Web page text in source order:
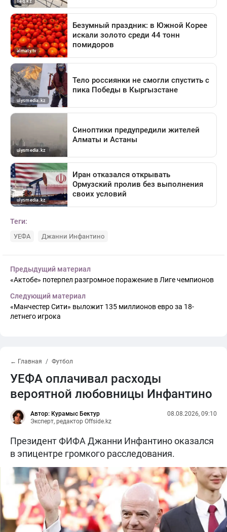
Теги:
УЕФА Джанни Инфантино
Предыдущий материал
«Актобе» потерпел разгромное поражение в Лиге чемпионов
Следующий материал
«Манчестер Сити» выложит 135 миллионов евро за 18-
летнего игрока
← Главная Футбол
УЕФА оплачивал расходы
вероятной любовницы Инфантино
Автор: Курамыс Бектур
Эксперт, редактор Offside.kz
08.08.2026, 09:10
Президент ФИФА Джанни Инфантино оказался
в эпицентре громкого расследования.